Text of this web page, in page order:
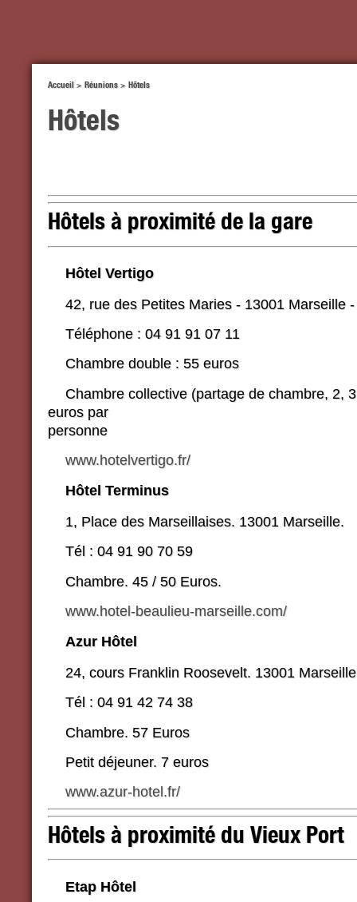
Accueil > Réunions > Hôtels
Hôtels
Hôtels à proximité de la gare
Hôtel Vertigo
42, rue des Petites Maries - 13001 Marseille -
Téléphone : 04 91 91 07 11
Chambre double : 55 euros
Chambre collective (partage de chambre, 2,
euros par
personne
www.hotelvertigo.fr/
Hôtel Terminus
1, Place des Marseillaises. 13001 Marseille.
Tél : 04 91 90 70 59
Chambre. 45 / 50 Euros.
www.hotel-beaulieu-marseille.com/
Azur Hôtel
24, cours Franklin Roosevelt. 13001 Marseille
Tél : 04 91 42 74 38
Chambre. 57 Euros
Petit déjeuner. 7 euros
www.azur-hotel.fr/
Hôtels à proximité du Vieux Port
Etap Hôtel